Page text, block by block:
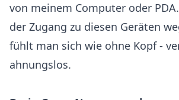
von meinem Computer oder
der Zugang zu diesen Geräten
fühlt man sich wie ohne Kopf -
ahnungslos.